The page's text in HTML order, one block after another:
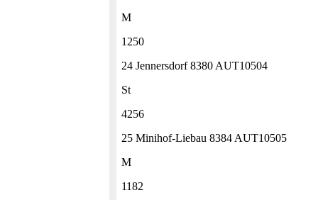
M
1250
24 Jennersdorf 8380 AUT10504
St
4256
25 Minihof-Liebau 8384 AUT10505
M
1182